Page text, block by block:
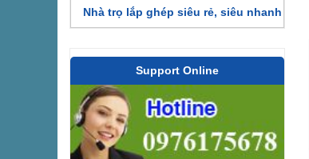
Nhà trọ lắp ghép siêu rẻ, siêu nhanh
Support Online